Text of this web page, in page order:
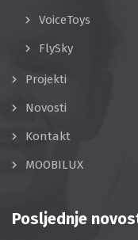
VoiceToys
FlySky
Projekti
Novosti
Kontakt
MOOBILUX
Posljednje